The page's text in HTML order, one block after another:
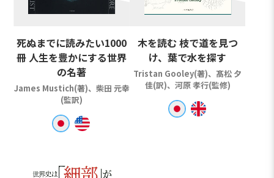
死ぬまでに読みたい1000
冊 人生を豊かにする世界
の名著
James Mustich(著)、柴田 元幸
(監訳)
木を読む 枝で道を見つ
け、葉で水を探す
Tristan Gooley(著)、髙松 夕
佳(訳)、河原 孝行(監修)